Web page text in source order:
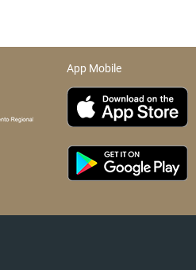
App Mobile